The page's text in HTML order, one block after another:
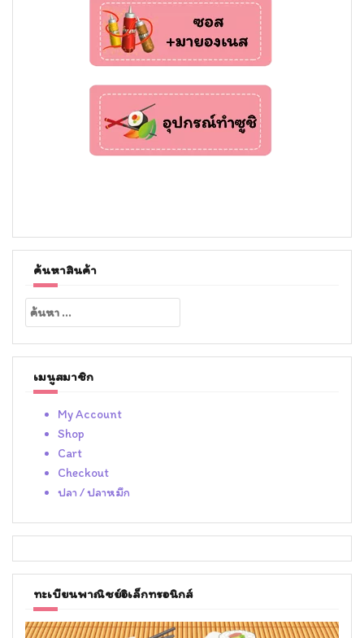
ค้นหาสินค้า
ค้นหา
สำหรับ:
เมนูสมาชิก
My Account
Shop
Cart
Checkout
ปลา / ปลาหมึก
ทะเบียนพาณิชย์อิเล็กทรอนิกส์